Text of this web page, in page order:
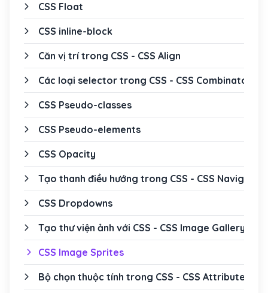
CSS Float
CSS inline-block
Căn vị trí trong CSS - CSS Align
Các loại selector trong CSS - CSS Combinators
CSS Pseudo-classes
CSS Pseudo-elements
CSS Opacity
Tạo thanh điều hướng trong CSS - CSS
CSS Dropdowns
Tạo thư viện ảnh với CSS - CSS Image Gallery
CSS Image Sprites
Bộ chọn thuộc tính trong CSS - CSS Attribute